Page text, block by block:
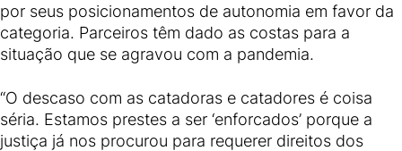
por seus posicionamentos de autonomia em favor da
categoria. Parceiros têm dado as costas para a
situação que se agravou com a pandemia.
“O descaso com as catadoras e catadores é coisa
séria. Estamos prestes a ser ‘enforcados’ porque a
justiça já nos procurou para requerer direitos dos